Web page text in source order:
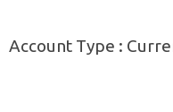
Account Type :